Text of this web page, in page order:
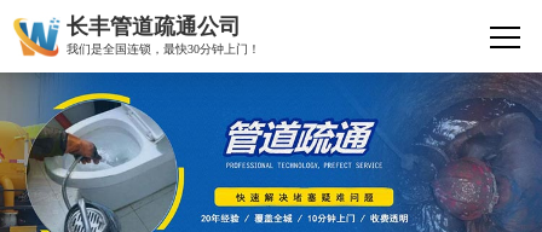
长丰管道疏通公司
我们是全国连锁，最快30分钟上门！